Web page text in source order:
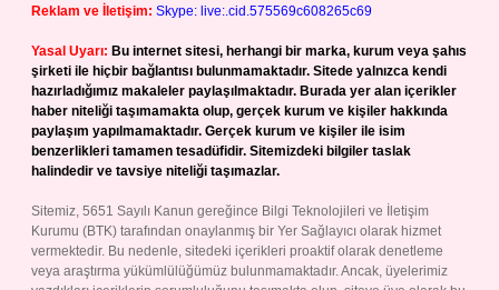
Reklam ve İletişim: Skype: live:.cid.575569c608265c69
Yasal Uyarı: Bu internet sitesi, herhangi bir marka, kurum veya şahıs
şirketi ile hiçbir bağlantısı bulunmamaktadır. Sitede yalnızca kendi
hazırladığımız makaleler paylaşılmaktadır. Burada yer alan içerikler
haber niteliği taşımamakta olup, gerçek kurum ve kişiler hakkında
paylaşım yapılmamaktadır. Gerçek kurum ve kişiler ile isim
benzerlikleri tamamen tesadüfidir. Sitemizdeki bilgiler taslak
halindedir ve tavsiye niteliği taşımazlar.
Sitemiz, 5651 Sayılı Kanun gereğince Bilgi Teknolojileri ve İletişim
Kurumu (BTK) tarafından onaylanmış bir Yer Sağlayıcı olarak hizmet
vermektedir. Bu nedenle, sitedeki içerikleri proaktif olarak denetleme
veya araştırma yükümlülüğümüz bulunmamaktadır. Ancak, üyelerimiz